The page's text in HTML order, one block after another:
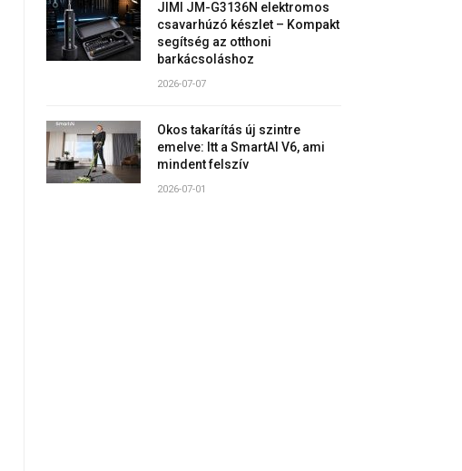
JIMI JM-G3136N elektromos
csavarhúzó készlet – Kompakt
segítség az otthoni
barkácsoláshoz
2026-07-07
Okos takarítás új szintre
emelve: Itt a SmartAI V6, ami
mindent felszív
2026-07-01